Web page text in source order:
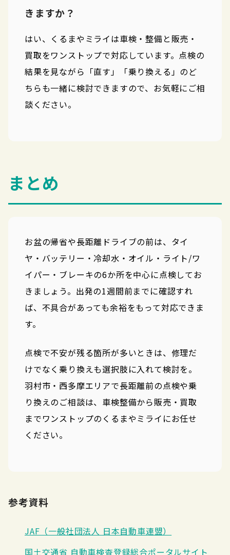
きますか？
はい、くるまやミライは車検・整備と販売・
買取をワンストップで対応しています。点検の
結果を見ながら「直す」「乗り換える」のど
ちらも一緒に検討できますので、お気軽にご相
談ください。
まとめ
お盆の帰省や長距離ドライブの前は、タイ
ヤ・バッテリー・冷却水・オイル・ライト/ワ
イパー・ブレーキの6か所を中心に点検してお
きましょう。出発の1週間前までに確認すれ
ば、不具合があっても余裕をもって対応できま
す。
点検で不安が残る箇所が多いときは、修理だ
けでなく乗り換えも選択肢に入れて検討を。
羽村市・西多摩エリアで長距離前の点検や乗
り換えのご相談は、車検整備から販売・買取
までワンストップのくるまやミライにお任せ
ください。
参考資料
JAF（一般社団法人 日本自動車連盟）
国土交通省 自動車検査登録総合ポータルサイト